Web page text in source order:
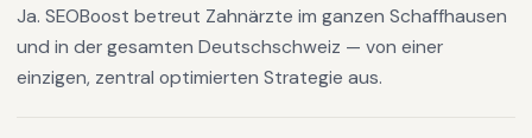
Ja. SEOBoost betreut Zahnärzte im ganzen Schaffhausen
und in der gesamten Deutschschweiz — von einer
einzigen, zentral optimierten Strategie aus.